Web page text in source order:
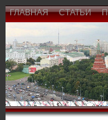
ГЛАВНАЯ СТАТЬИ